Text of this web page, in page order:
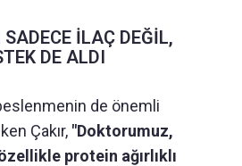
İLAÇ DEĞİL,
DE ALDI
de önemli
Çakır, "Doktorumuz,
protein ağırlıklı